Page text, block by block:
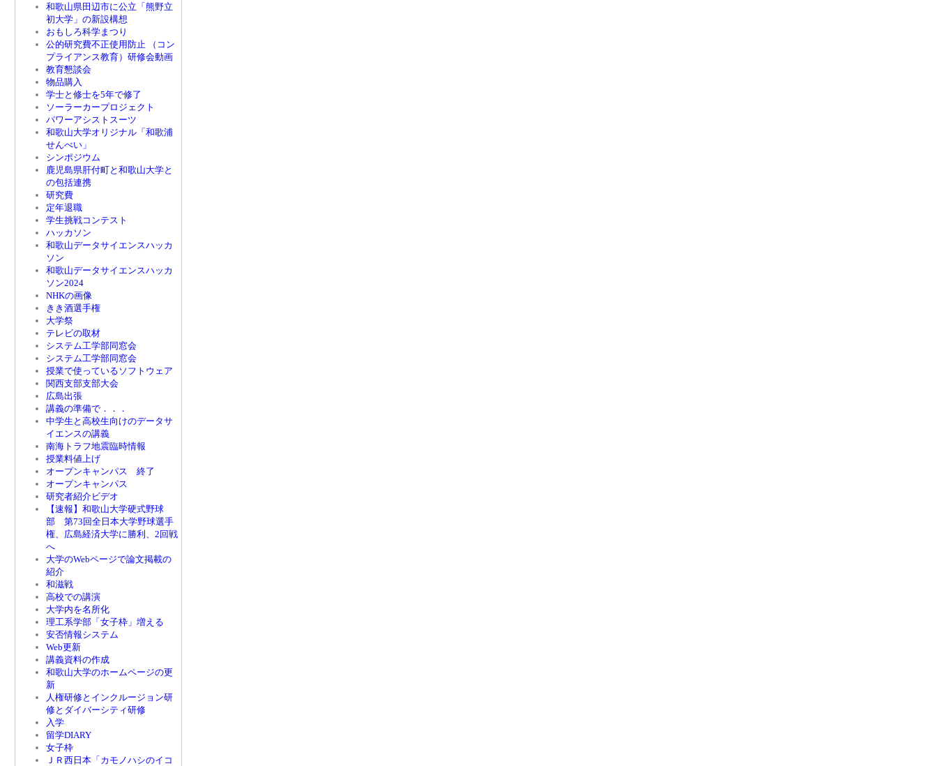
和歌山県田辺市に公立「熊野立
初大学」の新設構想
おもしろ科学まつり
公的研究費不正使用防止 （コン
プライアンス教育）研修会動画
教育懇談会
物品購入
学士と修士を5年で修了
ソーラーカープロジェクト
パワーアシストスーツ
和歌山大学オリジナル「和歌浦
せんべい」
シンポジウム
鹿児島県肝付町と和歌山大学と
の包括連携
研究費
定年退職
学生挑戦コンテスト
ハッカソン
和歌山データサイエンスハッカ
ソン
和歌山データサイエンスハッカ
ソン2024
NHKの画像
きき酒選手権
大学祭
テレビの取材
システム工学部同窓会
システム工学部同窓会
授業で使っているソフトウェア
関西支部支部大会
広島出張
講義の準備で．．．
中学生と高校生向けのデータサ
イエンスの講義
南海トラフ地震臨時情報
授業料値上げ
オープンキャンパス 終了
オープンキャンパス
研究者紹介ビデオ
【速報】和歌山大学硬式野球
部 第73回全日本大学野球選手
権、広島経済大学に勝利、2回戦
へ
大学のWebページで論文掲載の
紹介
和滋戦
高校での講演
大学内を名所化
理工系学部「女子枠」増える
安否情報システム
Web更新
講義資料の作成
和歌山大学のホームページの更
新
人権研修とインクルージョン研
修とダイバーシティ研修
入学
留学DIARY
女子枠
ＪＲ西日本「カモノハシのイコ